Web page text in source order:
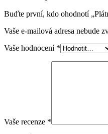
Buďte první, kdo ohodnotí
Vaše e-mailová adresa nebude
Vaše hodnocení *
Vaše recenze *